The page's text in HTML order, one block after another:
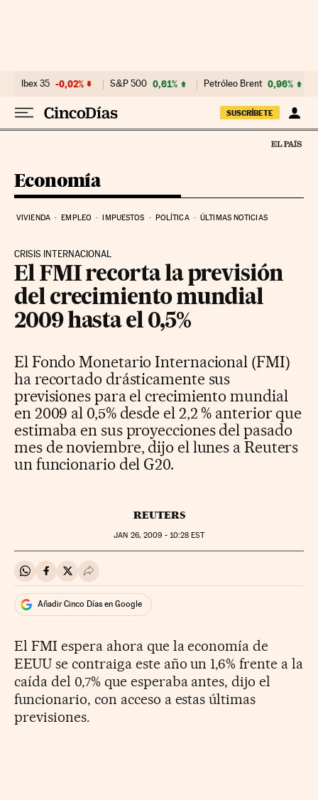
Ibex 35 -0,02% S&P 500 0,61% Petróleo Brent 0,96%
SUSCRÍBETE
Economía
VIVIENDA EMPLEO IMPUESTOS POLÍTICA ÚLTIMAS NOTICIAS
CRISIS INTERNACIONAL
El FMI recorta la previsión
del crecimiento mundial
2009 hasta el 0,5%
El Fondo Monetario Internacional (FMI)
ha recortado drásticamente sus
previsiones para el crecimiento mundial
en 2009 al 0,5% desde el 2,2 % anterior que
estimaba en sus proyecciones del pasado
mes de noviembre, dijo el lunes a Reuters
un funcionario del G20.
REUTERS
JAN 26, 2009 - 10:28 EST
Compartir en Whatsapp
Compartir en Facebook
Compartir en Twitter
Desplegar Redes Sociales
Añadir Cinco Días en Google
El FMI espera ahora que la economía de
EEUU se contraiga este año un 1,6% frente a la
caída del 0,7% que esperaba antes, dijo el
funcionario, con acceso a estas últimas
previsiones.